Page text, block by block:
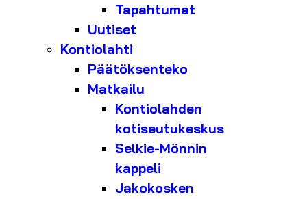
Tapahtumat
Uutiset
Kontiolahti
Päätöksenteko
Matkailu
Kontiolahden
kotiseutukeskus
Selkie-Mönnin
kappeli
Jakokosken